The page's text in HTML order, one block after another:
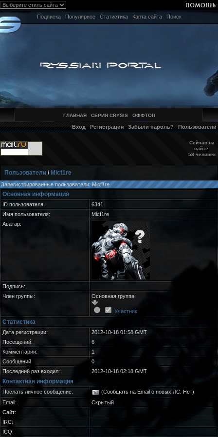
Подписка Популярное Статистика Карта сайта Поиск
ГЛАВНАЯ СЕРИЯ CRYSIS ОФФТОП
Вход Регистрация Забыли пароль? Пользователи
Сейчас на
сайте:
58 человек
Пользователи / Micf1re
Зарегистрированные пользователи: Micf1re
Основная информация
ID пользователя:
6341
Имя пользователя:
Micf1re
Аватар:
Подпись:
Член группы:
Основная группа:
Участник
Статистика
Дата регистрации:
2012-10-18 01:58 GMT
Посещений:
6
Комментарии:
1
Сообщений
0
Последний раз входил:
2012-10-18 02:18 GMT
Контактная информация
Послать личное сообщение:
(Сообщать на Email о новых ЛС: Нет)
Email:
Скрытый
Сайт:
IRC:
ICQ: